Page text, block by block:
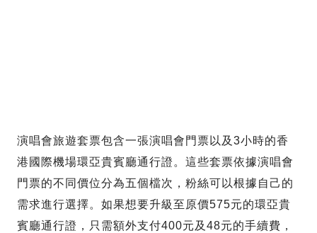
演唱會旅遊套票包含一張演唱會門票以及3小時的香
港國際機場環亞貴賓廳通行證。這些套票依據演唱會
門票的不同價位分為五個檔次，粉絲可以根據自己的
需求進行選擇。如果想要升級至原價575元的環亞貴
賓廳通行證，只需額外支付400元及48元的手續費，